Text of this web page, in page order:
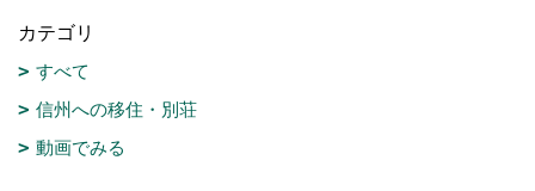
カテゴリ
すべて
信州への移住・別荘
動画でみる